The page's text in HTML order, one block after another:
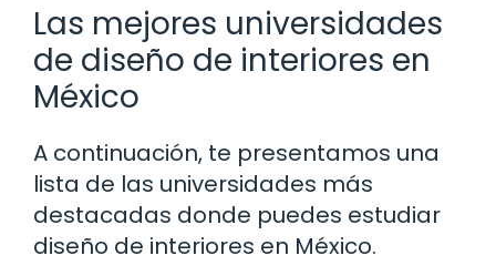
Las mejores universidades
de diseño de interiores en
México
A continuación, te presentamos una
lista de las universidades más
destacadas donde puedes estudiar
diseño de interiores en México.